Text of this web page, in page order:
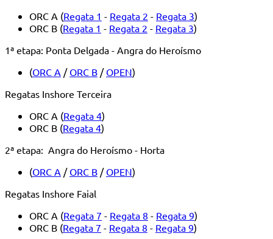
ORC A (Regata 1 - Regata 2 - Regata 3)
ORC B (Regata 1 - Regata 2 - Regata 3)
1ª etapa: Ponta Delgada - Angra do Heroísmo
(ORC A / ORC B / OPEN)
Regatas Inshore Terceira
ORC A (Regata 4)
ORC B (Regata 4)
2ª etapa: Angra do Heroísmo - Horta
(ORC A / ORC B / OPEN)
Regatas Inshore Faial
ORC A (Regata 7 - Regata 8 - Regata 9)
ORC B (Regata 7 - Regata 8 - Regata 9)